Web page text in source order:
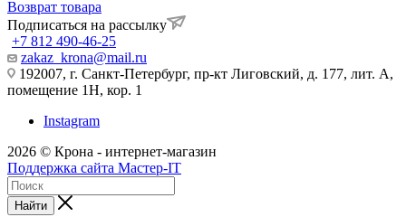
Возврат товара
Подписаться на рассылку
+7 812 490-46-25
zakaz_krona@mail.ru
192007, г. Санкт-Петербург, пр-кт Лиговский, д. 177, лит. А,
помещение 1Н, кор. 1
Instagram
2026 © Крона - интернет-магазин
Поддержка сайта Мастер-IT
Найти